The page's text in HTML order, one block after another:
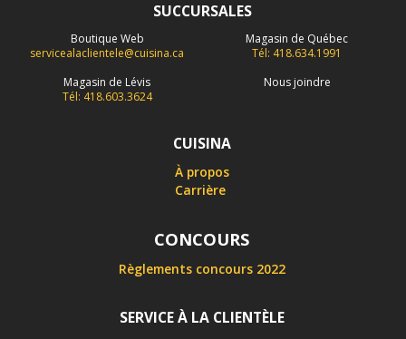
SUCCURSALES
Boutique Web
servicealaclientele@cuisina.ca
Magasin de Québec
Tél: 418.634.1991
Magasin de Lévis
Tél: 418.603.3624
Nous joindre
CUISINA
À propos
Carrière
CONCOURS
Règlements concours 2022
SERVICE À LA CLIENTÈLE